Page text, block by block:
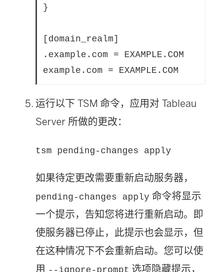
}
[domain_realm]
.example.com = EXAMPLE.COM
example.com = EXAMPLE.COM
运行以下 TSM 命令，应用对 Tableau
Server 所做的更改：
tsm pending-changes apply
如果待定更改需要重新启动服务器，
pending-changes apply 命令将显示
一个提示，告知您将进行重新启动。即
使服务器已停止，此提示也会显示，但
在这种情况下不会重新启动。您可以使
用 --ignore-prompt 选项隐藏提示，